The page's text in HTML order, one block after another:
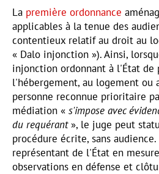
La première ordonnance
applicables à la tenue des
contentieux relatif au droit au
« Dalo injonction »). Ainsi,
injonction ordonnant à l'État de
l'hébergement, au logement ou
personne reconnue prioritaire
médiation « s'impose avec
du requérant», le juge peut
procédure écrite, sans
représentant de l'État en
observations en défense et